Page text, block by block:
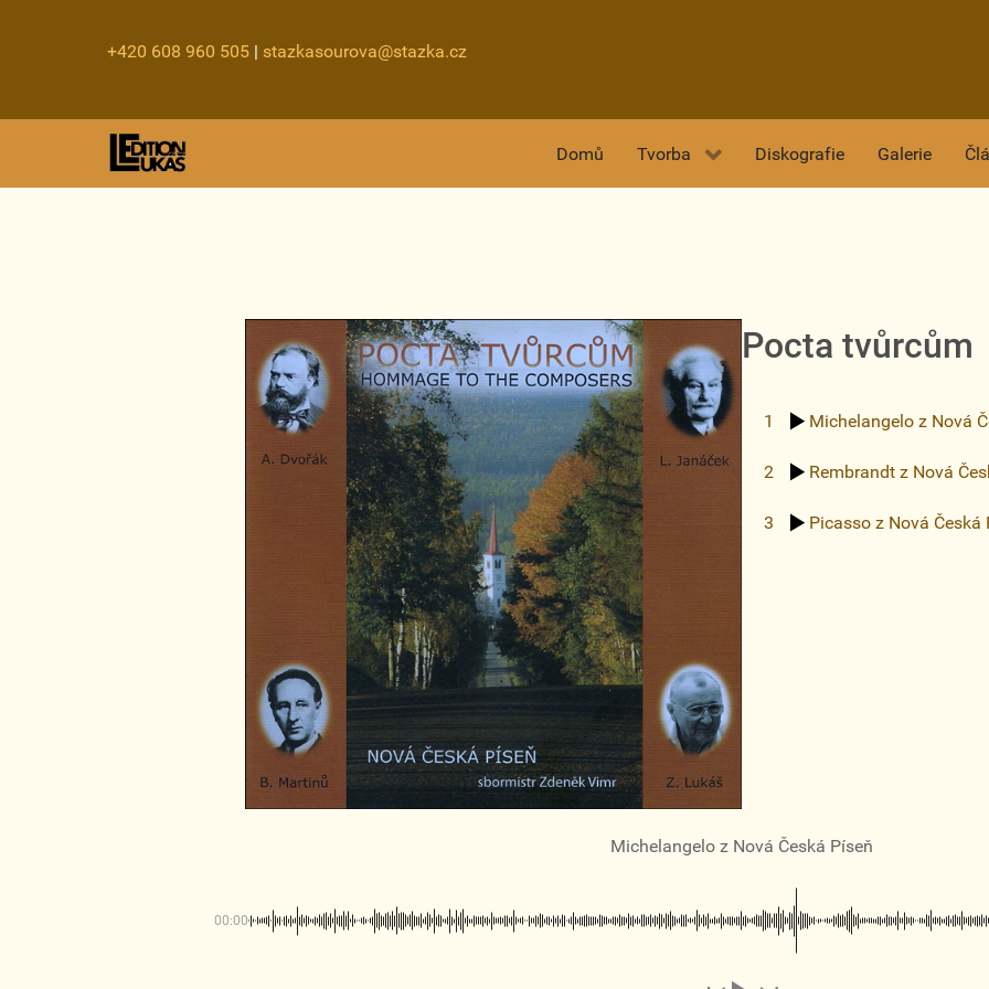
+420 608 960 505 | stazkasourova@stazka.cz
Domů Tvorba Diskografie Galerie
Pocta tvůrcům
1 Michelangelo z Nová
2 Rembrandt z Nová
3 Picasso z Nová Česká
Michelangelo z Nová Česká Píseň
00:00